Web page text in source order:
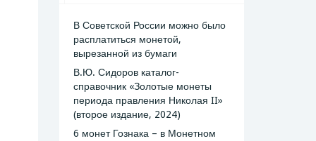
В Советской России можно было
расплатиться монетой,
вырезанной из бумаги
В.Ю. Сидоров каталог-
справочник «Золотые монеты
периода правления Николая II»
(второе издание, 2024)
6 монет Гознака – в Монетном